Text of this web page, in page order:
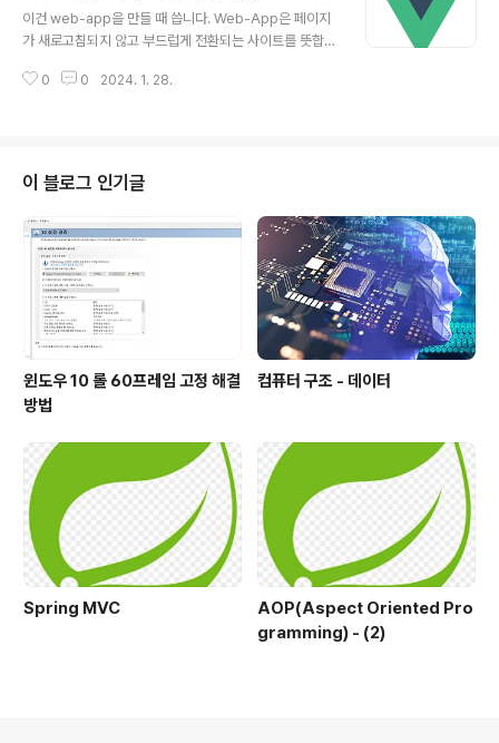
복잡해보이니까 다시 원래대로 복구시킵니다. {{product
s[0]}} 50만원 {{products[1]}} 50만원 {{products
{{products[0]}} 50만원 허위매물신고 신고수 : 0 이거
이건 web-app을 만들 때 씁니다. Web-App은 페이지
가 새로고침되지 않고 부드럽게 전환되는 사이트를 뜻합니
아니라 자바스크립트로 HTML을 갈아치우면서 부드럽게
른거 냅두고 Vue 쓰는 이유를 아십니까. 1. 쉬워서 씁니다.
이게 진짜 중요한 이유입니다. React Vue Angular 전부
똑같이 웹앱을 만들어낼 수 있습니다. Angular는 매우 방
대하고 Typescript를 강제로 써야하고 React는 기존 J
S문법을 매우 많이 활용하고 Vue는 Vue 문법을..
0 0 2024. 1. 28.
이 블로그 인기글
윈도우 10 롤 60프레임 고정 해결
방법
컴퓨터 구조 - 데이터
Spring MVC
AOP(Aspect Oriented Pro
gramming) - (2)